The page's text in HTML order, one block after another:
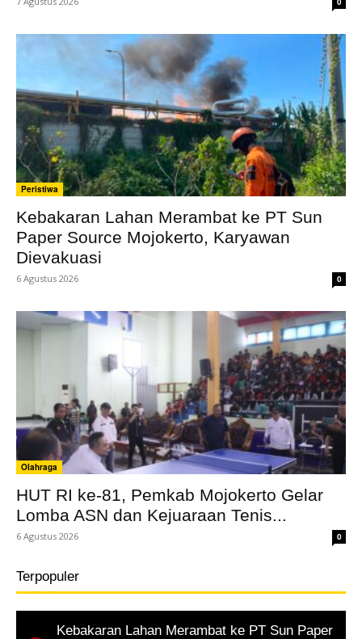
Peristiwa
Kebakaran Lahan Merambat ke PT Sun
Paper Source Mojokerto, Karyawan
Dievakuasi
6 Agustus 2026 0
Olahraga
HUT RI ke-81, Pemkab Mojokerto Gelar
Lomba ASN dan Kejuaraan Tenis...
6 Agustus 2026 0
Terpopuler
Kebakaran Lahan Merambat ke PT Sun Paper